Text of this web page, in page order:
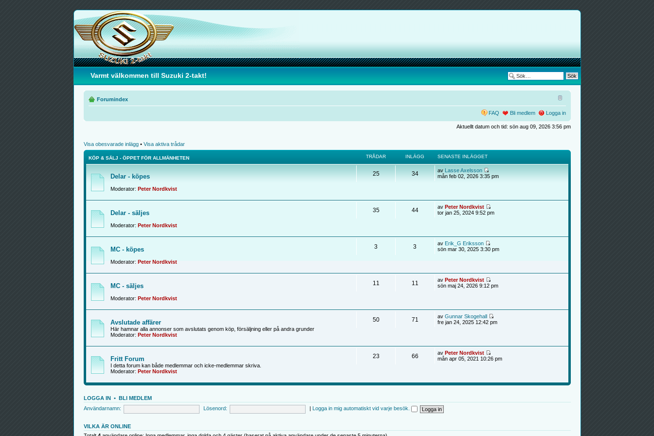
Varmt välkommen till Suzuki 2-takt!
Forumindex
FAQ Bli medlem Logga in
Aktuellt datum och tid: sön aug 09, 2026 3:56 pm
Visa obesvarade inlägg• Visa aktiva trådar
KÖP & SÄLJ - ÖPPET FÖR ALLMÄNHETEN TRÅDAR INLÄGG SENASTE INLÄGGET
Delar - köpes
Moderator: Peter Nordkvist
25 34 av Lasse Axelsson
mån feb 02, 2026 3:35 pm
Delar - säljes
Moderator: Peter Nordkvist
35 44 av Peter Nordkvist
tor jan 25, 2024 9:52 pm
MC - köpes
Moderator: Peter Nordkvist
3 3 av Erik_G Eriksson
sön mar 30, 2025 3:30 pm
MC - säljes
Moderator: Peter Nordkvist
11 11 av Peter Nordkvist
sön maj 24, 2026 9:12 pm
Avslutade affärer
Här hamnar alla annonser som avslutats genom köp, försäljning eller på andra grunder
Moderator: Peter Nordkvist
50 71 av Gunnar Skogehall
fre jan 24, 2025 12:42 pm
Fritt Forum
I detta forum kan både medlemmar och icke-medlemmar skriva.
Moderator: Peter Nordkvist
23 66 av Peter Nordkvist
mån apr 05, 2021 10:26 pm
LOGGA IN• BLI MEDLEM
Användarnamn:
Lösenord: Logga in mig automatiskt vid varje besök.
VILKA ÄR ONLINE